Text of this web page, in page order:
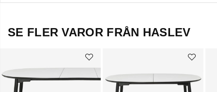
SE FLER VAROR FRÅN HASLEV